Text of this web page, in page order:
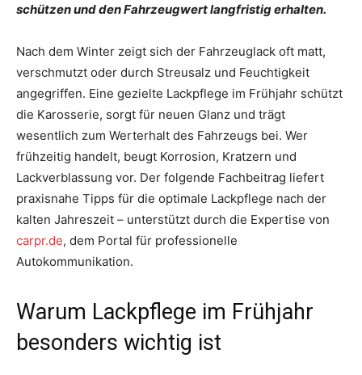
schützen und den Fahrzeugwert langfristig erhalten.
Nach dem Winter zeigt sich der Fahrzeuglack oft matt,
verschmutzt oder durch Streusalz und Feuchtigkeit
angegriffen. Eine gezielte Lackpflege im Frühjahr schützt
die Karosserie, sorgt für neuen Glanz und trägt
wesentlich zum Werterhalt des Fahrzeugs bei. Wer
frühzeitig handelt, beugt Korrosion, Kratzern und
Lackverblassung vor. Der folgende Fachbeitrag liefert
praxisnahe Tipps für die optimale Lackpflege nach der
kalten Jahreszeit – unterstützt durch die Expertise von
carpr.de, dem Portal für professionelle
Autokommunikation.
Warum Lackpflege im Frühjahr
besonders wichtig ist